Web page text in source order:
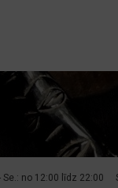
Se.: no 12:00 līdz 22:00